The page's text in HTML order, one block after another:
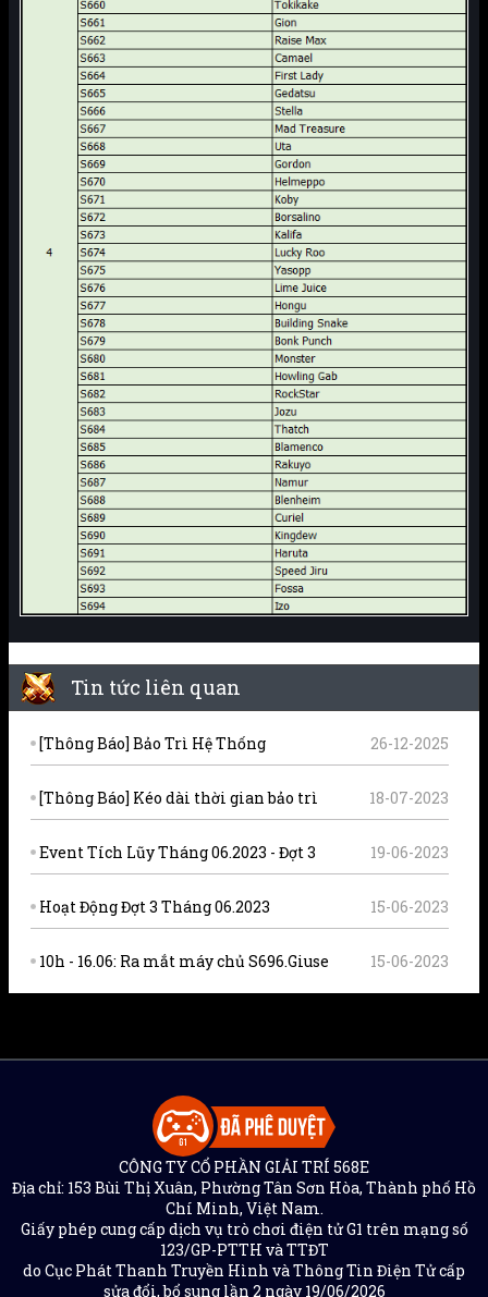
Tin tức liên quan
[Thông Báo] Bảo Trì Hệ Thống 26-12-2025
[Thông Báo] Kéo dài thời gian bảo trì 18-07-2023
Event Tích Lũy Tháng 06.2023 - Đợt 3 19-06-2023
Hoạt Động Đợt 3 Tháng 06.2023 15-06-2023
10h - 16.06: Ra mắt máy chủ S696.Giuse 15-06-2023
CÔNG TY CỔ PHẦN GIẢI TRÍ 568E
Địa chỉ: 153 Bùi Thị Xuân, Phường Tân Sơn Hòa, Thành phố Hồ
Chí Minh, Việt Nam.
Giấy phép cung cấp dịch vụ trò chơi điện tử G1 trên mạng số
123/GP-PTTH và TTĐT
do Cục Phát Thanh Truyền Hình và Thông Tin Điện Tử cấp
sửa đổi, bổ sung lần 2 ngày 19/06/2026